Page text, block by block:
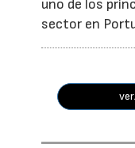
uno de los
sector en